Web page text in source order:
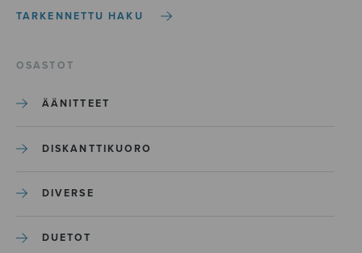
TARKENNETTU HAKU
OSASTOT
ÄÄNITTEET
DISKANTTIKUORO
DIVERSE
DUETOT